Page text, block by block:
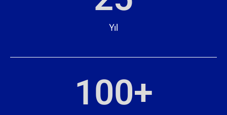
Yıl
100+